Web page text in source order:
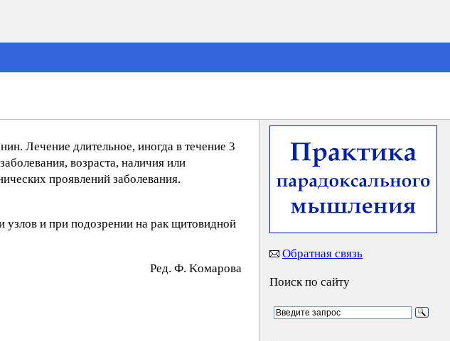
Лечение длительное, иногда в течение 3
возраста, наличия или
проявлений заболевания.
узлов и при подозрении на рак щитовидной
Peд. Ф. Koмapoвa
Обратная связь
Поиск по сайту